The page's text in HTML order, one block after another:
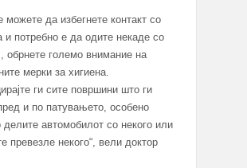
можете да избегнете контакт со
и потребно е да одите некаде со
обрнете големо внимание на
мерки за хигиена.
ги сите површини што ги
и по патувањето, особено
делите автомобилот со некого или
превезле некого“, вели доктор